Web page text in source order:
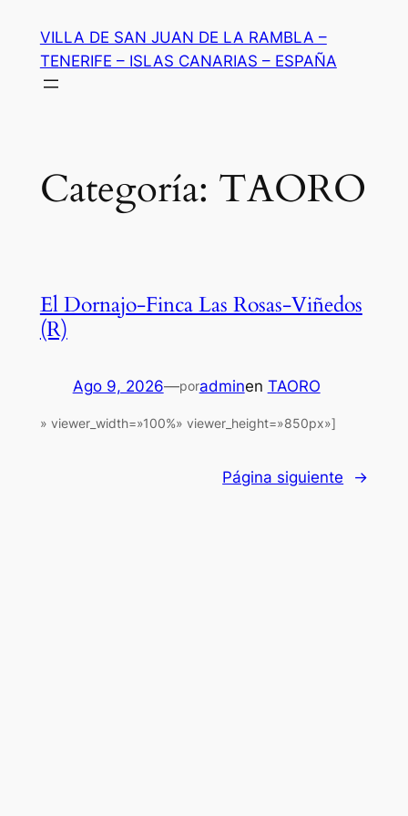
contenido
VILLA DE SAN JUAN DE LA RAMBLA –
TENERIFE – ISLAS CANARIAS – ESPAÑA
Categoría: TAORO
El Dornajo-Finca Las Rosas-Viñedos
(R)
Ago 9, 2026—poradminen TAORO
» viewer_width=»100%» viewer_height=»850px»]
Página siguiente →